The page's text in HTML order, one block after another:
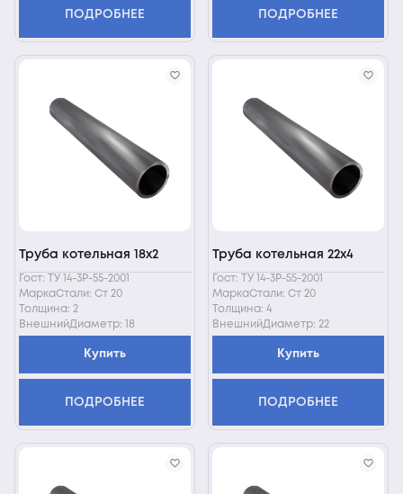
ПОДРОБНЕЕ ПОДРОБНЕЕ
Труба котельная 18х2
Гост: ТУ 14-3Р-55-2001
МаркаСтали: Ст 20
Толщина: 2
ВнешнийДиаметр: 18
Купить
ПОДРОБНЕЕ
Труба котельная 22х4
Гост: ТУ 14-3Р-55-2001
МаркаСтали: Ст 20
Толщина: 4
ВнешнийДиаметр: 22
Купить
ПОДРОБНЕЕ